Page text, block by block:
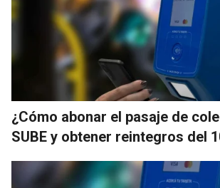
¿Cómo abonar el pasaje de
SUBE y obtener reintegros del